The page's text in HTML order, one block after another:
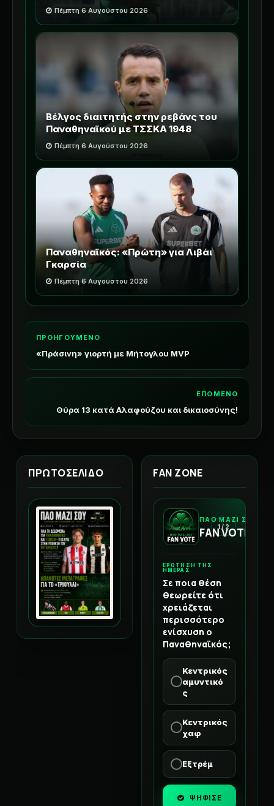
Πέμπτη 6 Αυγούστου 2026
Βέλγος διαιτητής στην ρεβάνς του
Παναθηναϊκού με ΤΣΣΚΑ 1948
Πέμπτη 6 Αυγούστου 2026
Παναθηναϊκός: «Πρώτη» για Λιβάι
Γκαρσία
Πέμπτη 6 Αυγούστου 2026
ΕΠΟΜΕΝΟ
Θύρα 13 κατά Αλαφούζου και δικαιοσύνης!
ΠΡΟΗΓΟΥΜΕΝΟ
«Πράσινη» γιορτή με Μήτογλου MVP
ΠΡΩΤΟΣΕΛΙΔΟ FAN ZONE
ΠΑΟ ΜΑΖΙ ΣΟΥ
FAN VOTE
1 / 2
ΕΡΩΤΗΣΗ ΤΗΣ
ΗΜΕΡΑΣ
Σε ποια θέση
θεωρείτε ότι
χρειάζεται
περισσότερο
ενίσχυση ο
Παναθηναϊκός;
Κεντρικός
αμυντικό
ς
Κεντρικός
χαφ
Εξτρέμ
ΨΗΦΙΣΕ